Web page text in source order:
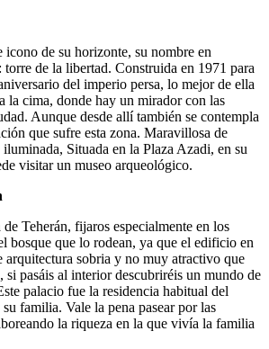
icono de su horizonte, su nombre en
de la libertad. Construida en 1971 para
del imperio persa, lo mejor de ella
la cima, donde hay un mirador con las
Aunque desde allí también se contempla
que sufre esta zona. Maravillosa de
Situada en la Plaza Azadi, en su
visitar un museo arqueológico.
Teherán, fijaros especialmente en los
bosque que lo rodean, ya que el edificio en
arquitectura sobria y no muy atractivo que
si pasáis al interior descubriréis un mundo de
palacio fue la residencia habitual del
familia. Vale la pena pasear por las
la riqueza en la que vivía la familia